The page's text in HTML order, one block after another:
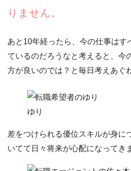
りません。
あと10年経ったら、今の仕事はす
ているのだろうなと考えると、今
方が良いのでは？と毎日考えあぐ
ゆり
差をつけられる優位スキルが身に
いてて日々将来が心配になってき